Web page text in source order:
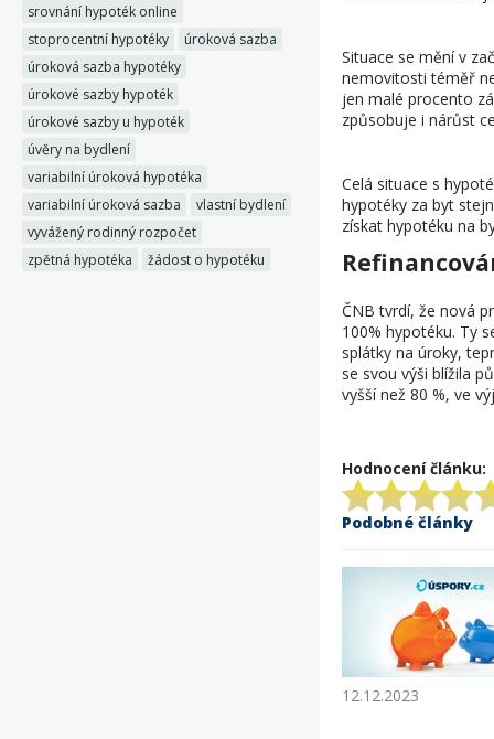
srovnání hypoték online
stoprocentní hypotéky
úroková sazba
úroková sazba hypotéky
úrokové sazby hypoték
úrokové sazby u hypoték
úvěry na bydlení
variabilní úroková hypotéka
variabilní úroková sazba
vlastní bydlení
vyvážený rodinný rozpočet
zpětná hypotéka
žádost o hypotéku
Situace se mění v
nemovitosti téměř
jen malé procento
způsobuje i nárůst
Celá situace s
hypotéky za byt
získat hypotéku na
ČNB tvrdí, že nová
100% hypotéku. Ty
splátky na úroky,
se svou výši blížila
vyšší než 80 %, ve
Hodnocení článku:
Podobné články
12.12.2023